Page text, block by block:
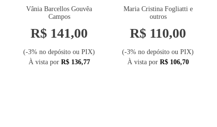
Vânia Barcellos Gouvêa
Campos
R$ 141,00
(-3% no depósito ou PIX)
À vista por R$ 136,77
aplicação aos
sistemas de
transporte
Maria Cristina Fogliatti e
outros
R$ 110,00
(-3% no depósito ou PIX)
À vista por R$ 106,70